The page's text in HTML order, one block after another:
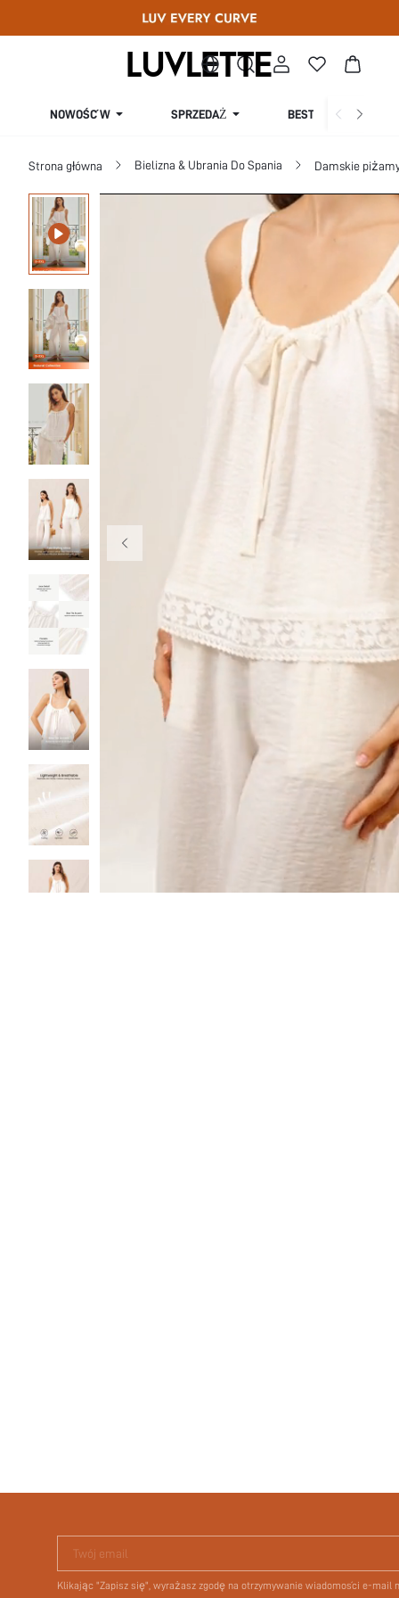
NOWOŚĆ W SPRZEDAŻ BESTSELLERY
Strona główna Bielizna & Ubrania Do Spania Damskie
Twój email
Klikając "Zapisz się", wyrażasz zgodę na otrzymywanie wiadomości e-mail